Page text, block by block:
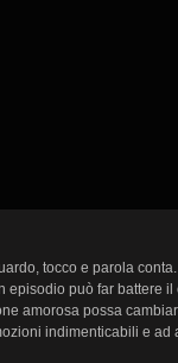
tocco e parola
può far battere
amorosa possa
indimenticabili e ad